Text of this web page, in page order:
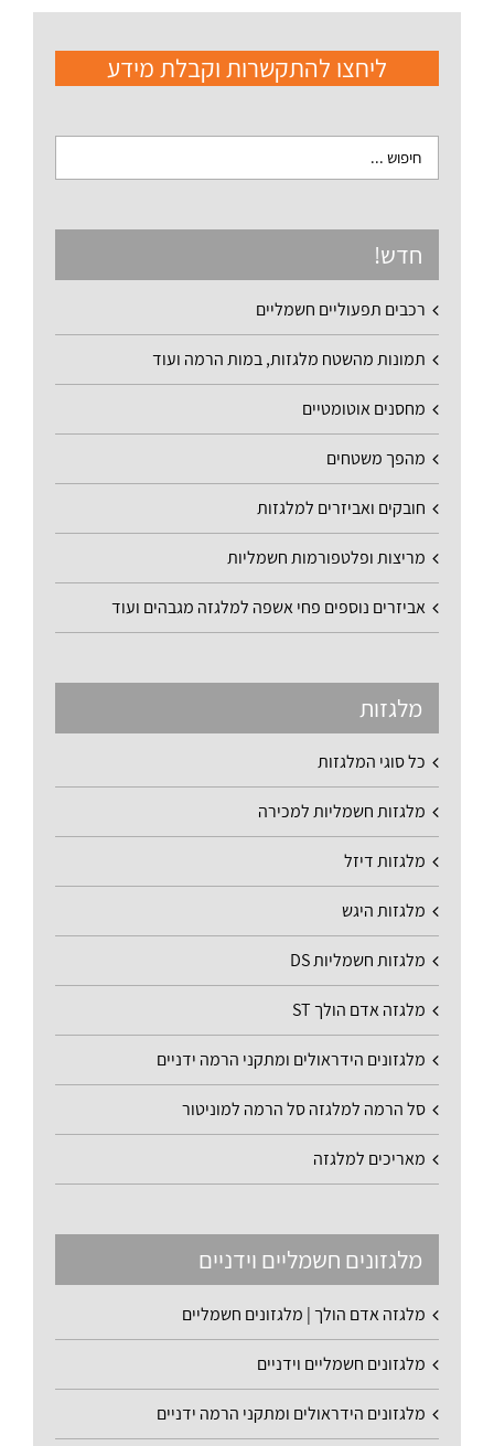
ליחצו להתקשרות וקבלת מידע
חדש!
רכבים תפעוליים חשמליים
תמונות מהשטח מלגזות, במות הרמה ועוד
מחסנים אוטומטיים
מהפך משטחים
חובקים ואביזרים למלגזות
מריצות ופלטפורמות חשמליות
אביזרים נוספים פחי אשפה למלגזה מגבהים ועוד
מלגזות
כל סוגי המלגזות
מלגזות חשמליות למכירה
מלגזות דיזל
מלגזות היגש
מלגזות חשמליות DS
מלגזה אדם הולך ST
מלגזונים הידראולים ומתקני הרמה ידניים
סל הרמה למלגזה סל הרמה למוניטור
מאריכים למלגזה
מלגזונים חשמליים וידניים
מלגזה אדם הולך | מלגזונים חשמליים
מלגזונים חשמליים וידניים
מלגזונים הידראולים ומתקני הרמה ידניים